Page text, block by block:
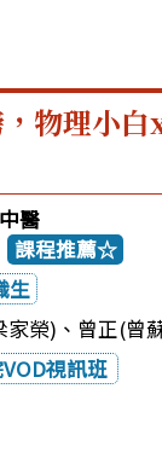
物理小
醫
課程推薦☆
生
家榮) 、 曾正(曾
視訊班